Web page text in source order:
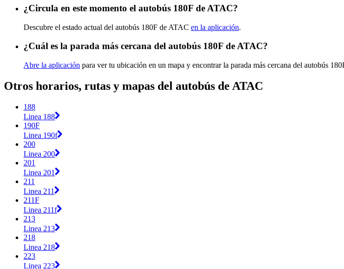
¿Circula en este momento el autobús 180F de ATAC?
Descubre el estado actual del autobús 180F de ATAC en la aplicación.
¿Cuál es la parada más cercana del autobús 180F de ATAC?
Abre la aplicación para ver tu ubicación en un mapa y encontrar la parada más cercana del autobús
Otros horarios, rutas y mapas del autobús de ATAC
188
Linea 188
190F
Linea 190f
200
Linea 200
201
Linea 201
211
Linea 211
211F
Linea 211f
213
Linea 213
218
Linea 218
223
Linea 223